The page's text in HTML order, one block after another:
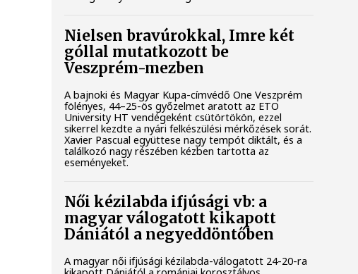
Nielsen bravúrokkal, Imre két
góllal mutatkozott be
Veszprém-mezben
A bajnoki és Magyar Kupa-címvédő One Veszprém
fölényes, 44–25-ös győzelmet aratott az ETO
University HT vendégeként csütörtökön, ezzel
sikerrel kezdte a nyári felkészülési mérkőzések sorát.
Xavier Pascual együttese nagy tempót diktált, és a
találkozó nagy részében kézben tartotta az
eseményeket.
Női kézilabda ifjúsági vb: a
magyar válogatott kikapott
Dániától a negyeddöntőben
A magyar női ifjúsági kézilabda-válogatott 24-20-ra